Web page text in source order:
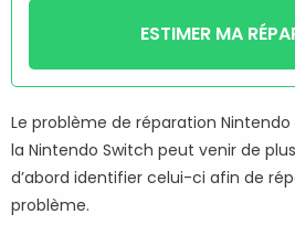
ESTIMER MA
Le problème de réparation
la Nintendo Switch peut venir de
d’abord identifier celui-ci afin de
problème.